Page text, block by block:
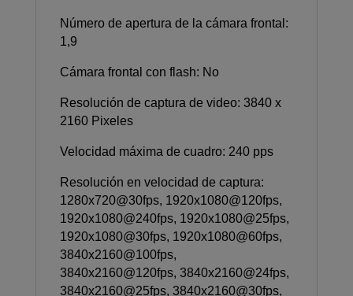
Número de apertura de la cámara frontal:
1,9
Cámara frontal con flash: No
Resolución de captura de video: 3840 x
2160 Pixeles
Velocidad máxima de cuadro: 240 pps
Resolución en velocidad de captura:
1280x720@30fps, 1920x1080@120fps,
1920x1080@240fps, 1920x1080@25fps,
1920x1080@30fps, 1920x1080@60fps,
3840x2160@100fps,
3840x2160@120fps, 3840x2160@24fps,
3840x2160@25fps, 3840x2160@30fps,